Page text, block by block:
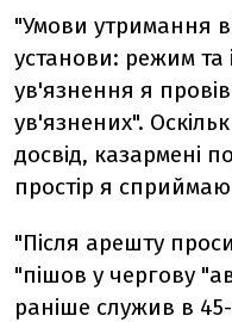
"Умови утримання
установи: режим та
ув'язнення я
ув'язнених".
досвід, казармені
простір я
"Після арешту
"пішов у чергову
раніше служив в